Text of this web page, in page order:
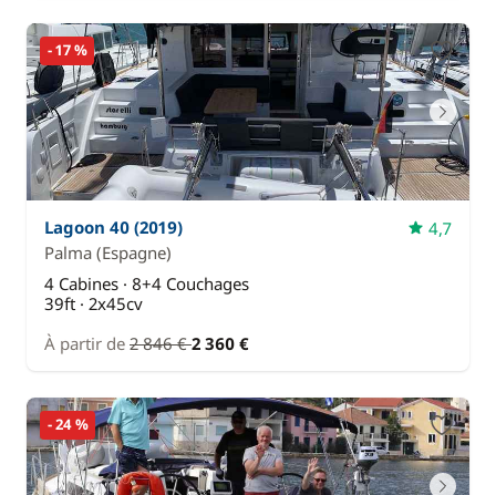
- 17 %
Lagoon 40 (2019)
4,7
Palma (Espagne)
4 Cabines · 8+4 Couchages
39ft · 2x45cv
À partir de 2 846 €2 360 €
- 24 %